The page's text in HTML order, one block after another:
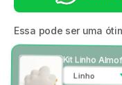
Essa pode ser uma
Kit Linho